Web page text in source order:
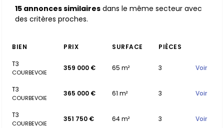
15 annonces similaires dans le même secteur avec
des critères proches.
BIEN PRIX SURFACE
PIÈCES
T3
COURBEVOIE
359 000 € 65 m² 3 Voir
T3
COURBEVOIE
365 000 € 61 m² 3 Voir
T3
COURBEVOIE
351 750 € 64 m² 3 Voir